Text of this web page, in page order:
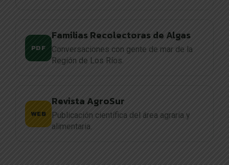
PDF
Familias Recolectoras de Algas
Conversaciones con gente de mar de la
Región de Los Ríos.
WEB
Revista AgroSur
Publicación científica del área agraria y
alimentaria.